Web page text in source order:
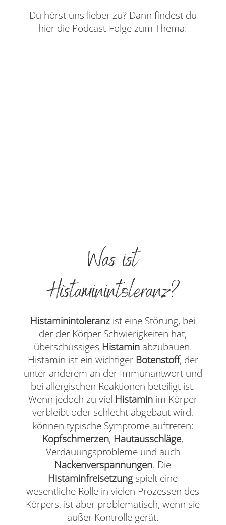
Du hörst uns lieber zu? Dann findest du
hier die Podcast-Folge zum Thema:
Was ist
Histaminintoleranz?
Histaminintoleranz ist eine Störung, bei
der der Körper Schwierigkeiten hat,
überschüssiges Histaminabzubauen.
Histamin ist ein wichtiger Botenstoff, der
unter anderem an der Immunantwort und
bei allergischen Reaktionen beteiligt ist.
Wenn jedoch zu viel Histamin im Körper
verbleibt oder schlecht abgebaut wird,
können typische Symptome auftreten:
Kopfschmerzen, Hautausschläge,
Verdauungsprobleme und auch
Nackenverspannungen. Die
Histaminfreisetzungspielt eine
wesentliche Rolle in vielen Prozessen des
Körpers, ist aber problematisch, wenn sie
außer Kontrolle gerät.